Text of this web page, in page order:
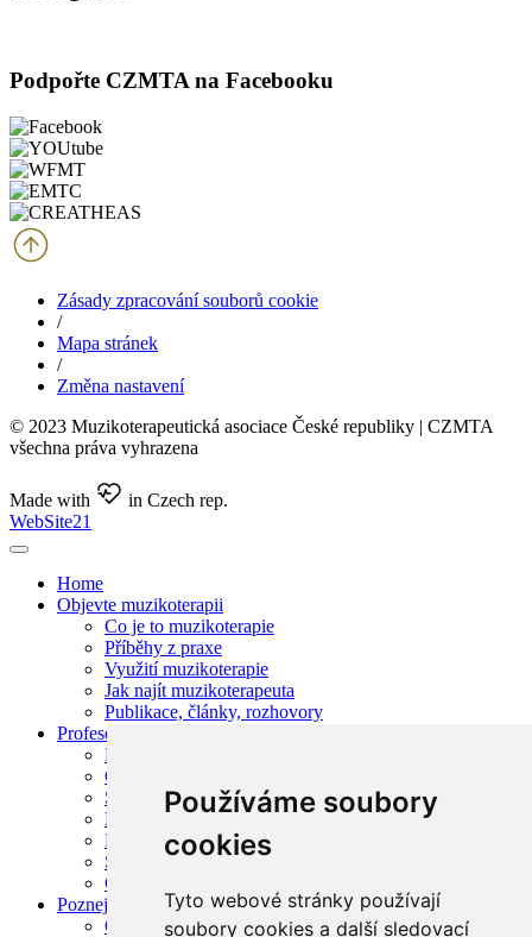
Používáme soubory
cookies
Tyto webové stránky používají
soubory cookies a další sledovací
Podpořte CZMTA na Facebooku
Zásady zpracování souborů cookie
/
Mapa stránek
/
Změna nastavení
© 2023 Muzikoterapeutická asociace České republiky | CZMTA
všechna práva vyhrazena
Made with
in Czech rep.
WebSite21
Home
Objevte muzikoterapii
Co je to muzikoterapie
Příběhy z praxe
Využití muzikoterapie
Jak najít muzikoterapeuta
Publikace, články, rozhovory
Profese muzikoterapeut
Profesní členství CZMTA
Garantované členství CZMTA
Supervize muzikoterapie
Muzikoterapie v legislativě
Hledám / nabízím zaměstnání v oboru
Seznam míst pro praxi
Často kladené otázky
Poznej asociaci
O asociaci